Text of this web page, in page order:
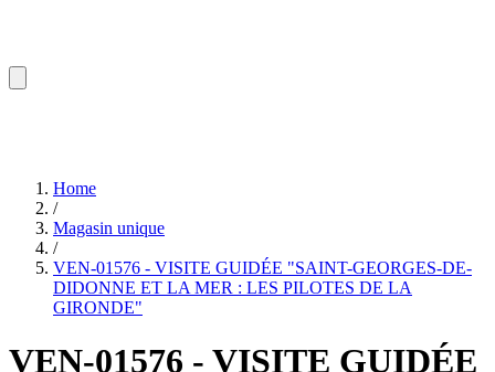
Home
/
Magasin unique
/
VEN-01576 - VISITE GUIDÉE "SAINT-GEORGES-DE-
DIDONNE ET LA MER : LES PILOTES DE LA
GIRONDE"
VEN-01576 - VISITE GUIDÉE